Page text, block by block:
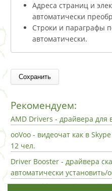
Адреса страниц и
автоматически
Строки и параграфы
автоматически.
Рекомендуем:
AMD Drivers - драйвера для
ooVoo - видеочат как в
12 чел.
Driver Booster - драйвера
автоматически установить/